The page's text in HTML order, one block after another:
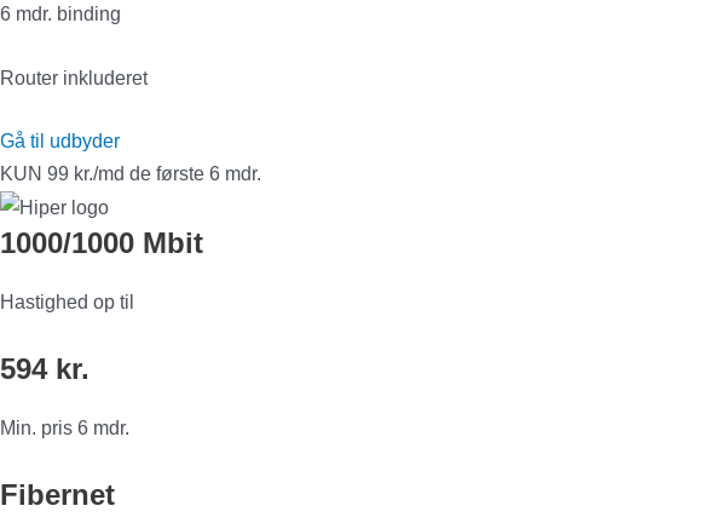
6 mdr. binding
Router inkluderet
Gå til udbyder
KUN 99 kr./md de første 6 mdr.
1000/1000 Mbit
Hastighed op til
594 kr.
Min. pris 6 mdr.
Fibernet